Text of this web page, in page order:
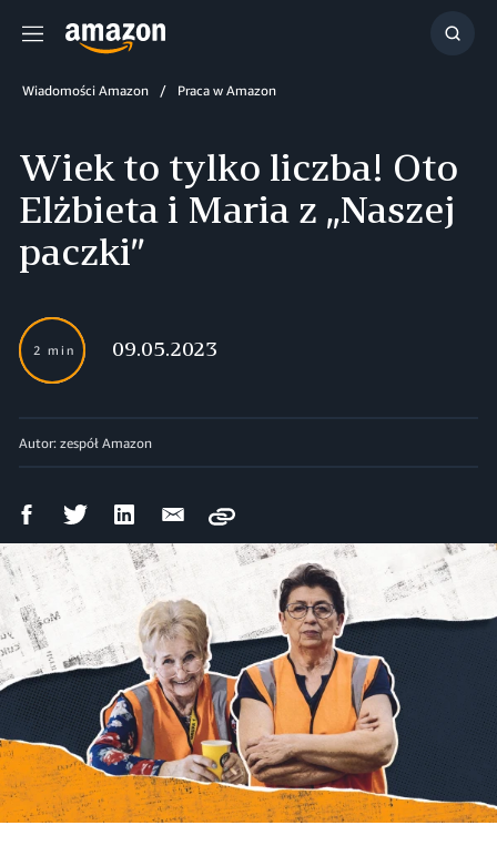
Menu
Wiadomości Amazon Praca w Amazon
Wiek to tylko liczba! Oto
Elżbieta i Maria z „Naszej
paczki”
2 min 09.05.2023
Autor: zespół Amazon
Udostępnij
Facebooku
Udostępnij
Twitterze
Udostępnij
LinkedIn
Wyślij
Copy